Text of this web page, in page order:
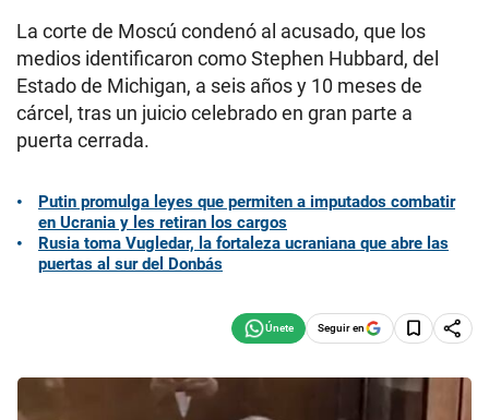
La corte de Moscú condenó al acusado, que los
medios identificaron como Stephen Hubbard, del
Estado de Michigan, a seis años y 10 meses de
cárcel, tras un juicio celebrado en gran parte a
puerta cerrada.
Putin promulga leyes que permiten a imputados combatir
en Ucrania y les retiran los cargos
Rusia toma Vugledar, la fortaleza ucraniana que abre las
puertas al sur del Donbás
Seguir en